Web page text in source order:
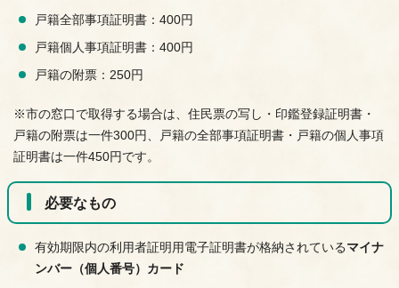
戸籍全部事項証明書：400円
戸籍個人事項証明書：400円
戸籍の附票：250円
※市の窓口で取得する場合は、住民票の写し・印鑑登録証明書・
戸籍の附票は一件300円、戸籍の全部事項証明書・戸籍の個人事項
証明書は一件450円です。
必要なもの
有効期限内の利用者証明用電子証明書が格納されている マイナ
ンバー（個人番号）カード